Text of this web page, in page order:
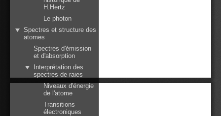
H.Hertz
Le photon
Spectres et structure des
atomes
Spectres d'émission
et d'absorption
Interprétation des
spectres de raies
Niveaux d'énergie
de l'atome
Transitions
électroniques